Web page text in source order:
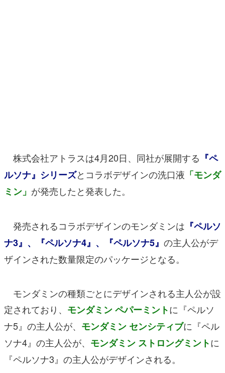
アプリレビュー
その他
運営：株式会社マレ
株式会社アトラスは4月20日、同社が展開する 『ペ
ルソナ』シリーズとコラボデザインの洗口液 「モンダ
ミン」 が発売したと発表した。
発売されるコラボデザインのモンダミンは 『ペルソ
ナ3』、『ペルソナ4』、『ペルソナ5』 の主人公がデ
ザインされた数量限定のパッケージとなる。
モンダミンの種類ごとにデザインされる主人公が設
定されており、 モンダミン ペパーミントに『ペルソ
ナ5』の主人公が、 モンダミン センシティブに『ペル
ソナ4』の主人公が、 モンダミン ストロングミントに
『ペルソナ3』の主人公がデザインされる。